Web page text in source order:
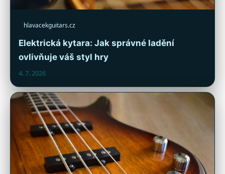
hlavacekguitars.cz
Elektrická kytara: Jak správné ladění
ovlivňuje váš styl hry
4. 7. 2026